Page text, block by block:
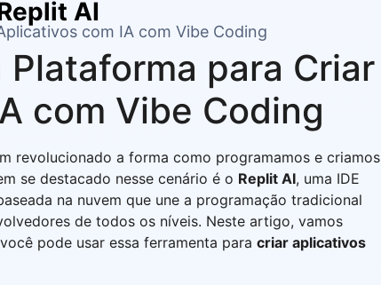
AI
com IA com Vibe Coding
Plataforma para Criar
com Vibe Coding
revolucionado a forma como programamos e criamos
se destacado nesse cenário é o Replit AI, uma IDE
na nuvem que une a programação tradicional
de todos os níveis. Neste artigo, vamos
pode usar essa ferramenta para criar aplicativos